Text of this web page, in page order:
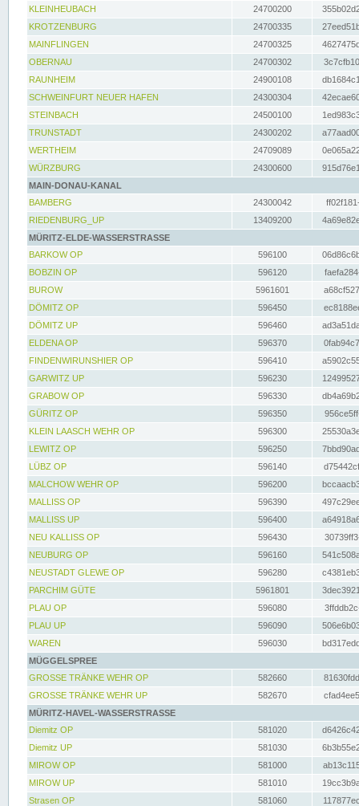
KLEINHEUBACH 24700200
KROTZENBURG
24700335
MAINFLINGEN
24700325
OBERNAU
24700302
RAUNHEIM
24900108
SCHWEINFURT NEUER HAFEN
24300304
STEINBACH
24500100
TRUNSTADT
24300202
WERTHEIM
24709089
WÜRZBURG
24300600
MAIN-DONAU-KANAL
BAMBERG
24300042
RIEDENBURG_UP
13409200
MÜRITZ-ELDE-WASSERSTRASSE
BARKOW OP
596100
BOBZIN OP
596120
BUROW
5961601
DÖMITZ OP
596450
DÖMITZ UP
596460
ELDENA OP
596370
FINDENWIRUNSHIER OP
596410
GARWITZ UP
596230
GRABOW OP
596330
GÜRITZ OP
596350
KLEIN LAASCH WEHR OP
596300
LEWITZ OP
596250
LÜBZ OP
596140
MALCHOW WEHR OP
596200
MALLISS OP
596390
MALLISS UP
596400
NEU KALLISS OP
596430
NEUBURG OP
596160
NEUSTADT GLEWE OP
596280
PARCHIM GÜTE
5961801
PLAU OP
596080
PLAU UP
596090
WAREN
596030
MÜGGELSPREE
GROSSE TRÄNKE WEHR OP
582660
GROSSE TRÄNKE WEHR UP
582670
MÜRITZ-HAVEL-WASSERSTRASSE
Diemitz OP
581020
Diemitz UP
581030
MIROW OP
581000
MIROW UP
581010
Strasen OP
581060